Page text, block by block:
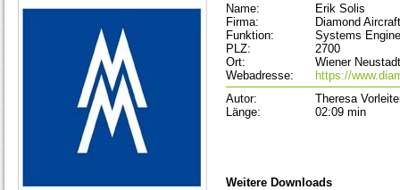
Name:
Erik Solis
Firma:
Diamond
Funktion:
Systems
PLZ:
2700
Ort:
Wiener Neustadt
Webadresse:
https://
Autor:
Theresa
Länge:
02:09 min
Weitere Downloads